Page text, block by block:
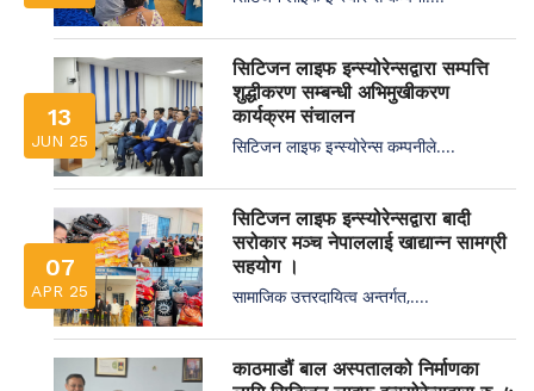
13
JUN 25
सिटिजन लाइफ इन्स्योरेन्सद्वारा सम्पत्ति
शुद्धीकरण सम्बन्धी अभिमुखीकरण
कार्यक्रम संचालन
सिटिजन लाइफ इन्स्योरेन्स कम्पनीले....
07
APR 25
सिटिजन लाइफ इन्स्योरेन्सद्वारा बादी
सरोकार मञ्च नेपाललाई खाद्यान्न सामग्री
सहयोग ।
सामाजिक उत्तरदायित्व अन्तर्गत,....
काठमाडौं बाल अस्पतालको निर्माणका